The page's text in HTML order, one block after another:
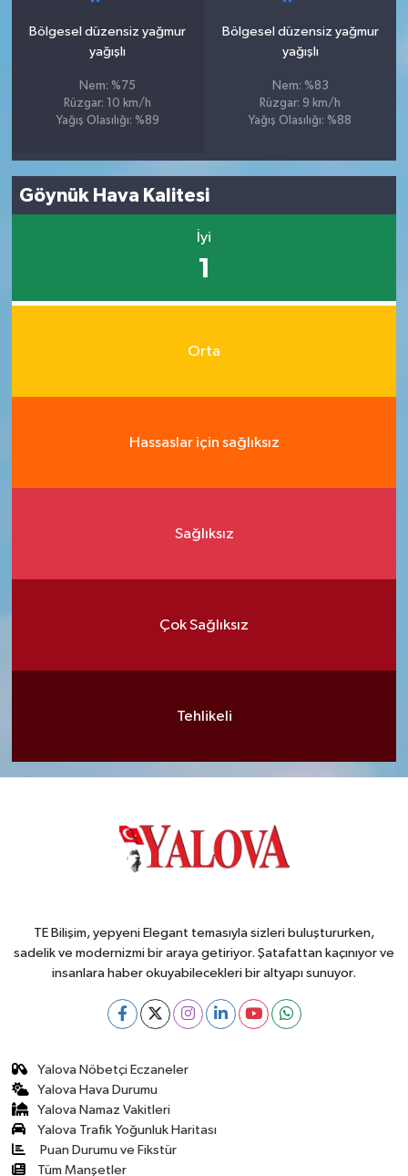
Bölgesel düzensiz yağmur
yağışlı
Nem: %75
Rüzgar: 10 km/h
Yağış Olasılığı: %89
Bölgesel düzensiz yağmur
yağışlı
Nem: %83
Rüzgar: 9 km/h
Yağış Olasılığı: %88
Göynük Hava Kalitesi
İyi
1
Orta
Hassaslar için sağlıksız
Sağlıksız
Çok Sağlıksız
Tehlikeli
TE Bilişim, yepyeni Elegant temasıyla sizleri buluştururken,
sadelik ve modernizmi bir araya getiriyor. Şatafattan kaçınıyor ve
insanlara haber okuyabilecekleri bir altyapı sunuyor.
Yalova Nöbetçi Eczaneler
Yalova Hava Durumu
Yalova Namaz Vakitleri
Yalova Trafik Yoğunluk Haritası
Puan Durumu ve Fikstür
Tüm Manşetler